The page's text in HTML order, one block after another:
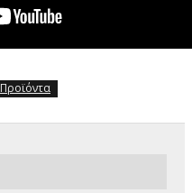
Προϊόντα